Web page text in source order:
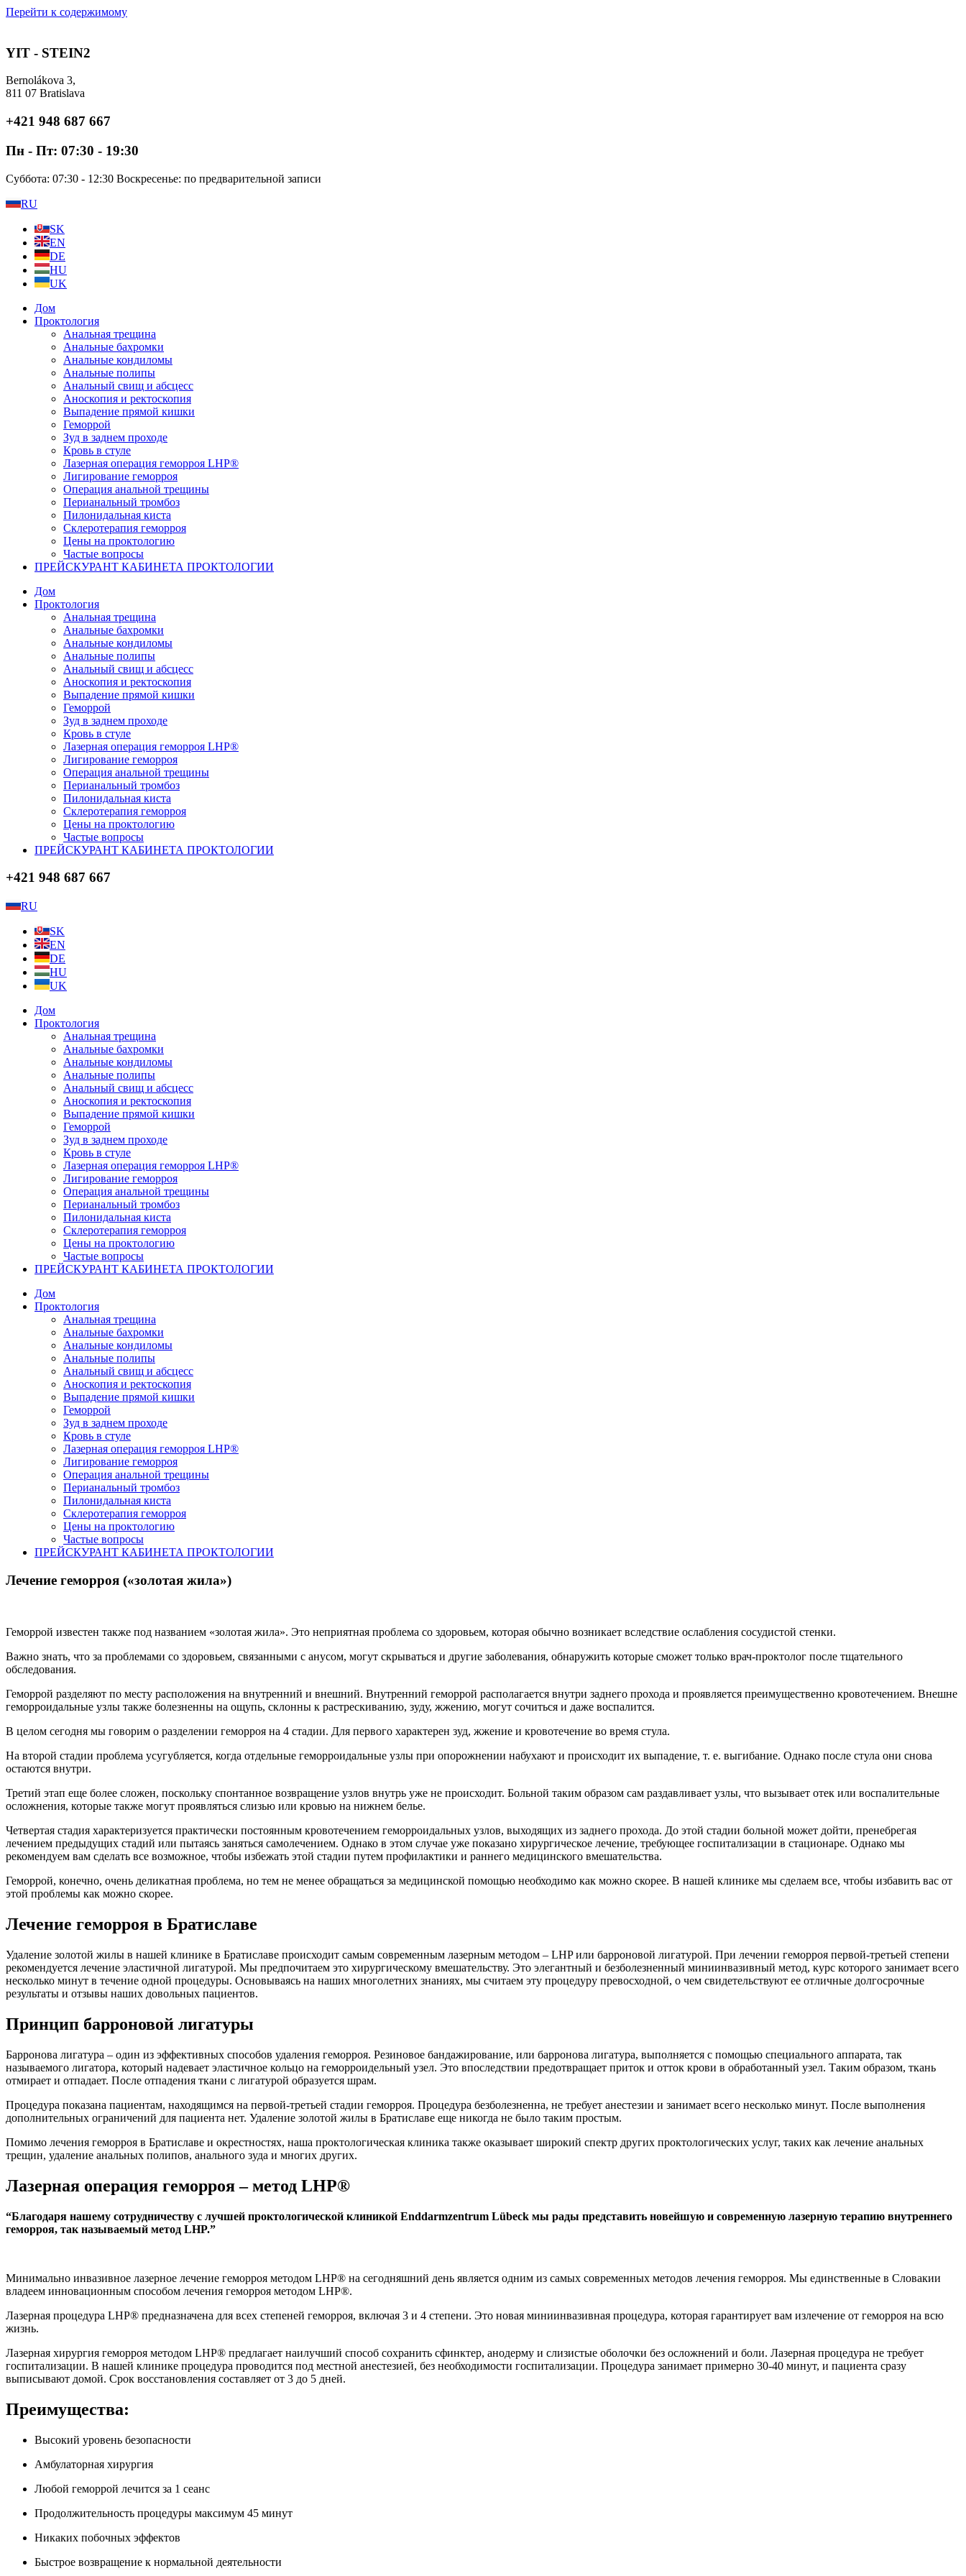
Перейти к содержимому
YIT - STEIN2
Bernolákova 3,
811 07 Bratislava
+421 948 687 667
Пн - Пт: 07:30 - 19:30
Суббота: 07:30 - 12:30 Воскресенье: по предварительной записи
RU
SK
EN
DE
HU
UK
Дом
Проктология
Анальная трещина
Анальные бахромки
Анальные кондиломы
Анальные полипы
Анальный свищ и абсцесс
Аноскопия и ректоскопия
Выпадение прямой кишки
Геморрой
Зуд в заднем проходе
Кровь в стуле
Лазерная операция геморроя LHP®
Лигирование геморроя
Операция анальной трещины
Перианальный тромбоз
Пилонидальная киста
Склеротерапия геморроя
Цены на проктологию
Частые вопросы
ПРЕЙСКУРАНТ КАБИНЕТА ПРОКТОЛОГИИ
Дом
Проктология
Анальная трещина
Анальные бахромки
Анальные кондиломы
Анальные полипы
Анальный свищ и абсцесс
Аноскопия и ректоскопия
Выпадение прямой кишки
Геморрой
Зуд в заднем проходе
Кровь в стуле
Лазерная операция геморроя LHP®
Лигирование геморроя
Операция анальной трещины
Перианальный тромбоз
Пилонидальная киста
Склеротерапия геморроя
Цены на проктологию
Частые вопросы
ПРЕЙСКУРАНТ КАБИНЕТА ПРОКТОЛОГИИ
+421 948 687 667
RU
SK
EN
DE
HU
UK
Дом
Проктология
Анальная трещина
Анальные бахромки
Анальные кондиломы
Анальные полипы
Анальный свищ и абсцесс
Аноскопия и ректоскопия
Выпадение прямой кишки
Геморрой
Зуд в заднем проходе
Кровь в стуле
Лазерная операция геморроя LHP®
Лигирование геморроя
Операция анальной трещины
Перианальный тромбоз
Пилонидальная киста
Склеротерапия геморроя
Цены на проктологию
Частые вопросы
ПРЕЙСКУРАНТ КАБИНЕТА ПРОКТОЛОГИИ
Дом
Проктология
Анальная трещина
Анальные бахромки
Анальные кондиломы
Анальные полипы
Анальный свищ и абсцесс
Аноскопия и ректоскопия
Выпадение прямой кишки
Геморрой
Зуд в заднем проходе
Кровь в стуле
Лазерная операция геморроя LHP®
Лигирование геморроя
Операция анальной трещины
Перианальный тромбоз
Пилонидальная киста
Склеротерапия геморроя
Цены на проктологию
Частые вопросы
ПРЕЙСКУРАНТ КАБИНЕТА ПРОКТОЛОГИИ
Лечение геморроя («золотая жила»)
Геморрой известен также под названием «золотая жила». Это неприятная проблема со здоровьем, которая обычно возникает вследствие ослабления сосудистой стенки.
Важно знать, что за проблемами со здоровьем, связанными с анусом, могут скрываться и другие заболевания, обнаружить которые сможет только врач-проктолог после тщательного
обследования.
Геморрой разделяют по месту расположения на внутренний и внешний. Внутренний геморрой располагается внутри заднего прохода и проявляется преимущественно кровотечением. Внешне
геморроидальные узлы также болезненны на ощупь, склонны к растрескиванию, зуду, жжению, могут сочиться и даже воспалится.
В целом сегодня мы говорим о разделении геморроя на 4 стадии. Для первого характерен зуд, жжение и кровотечение во время стула.
На второй стадии проблема усугубляется, когда отдельные геморроидальные узлы при опорожнении набухают и происходит их выпадение, т. е. выгибание. Однако после стула они снова
остаются внутри.
Третий этап еще более сложен, поскольку спонтанное возвращение узлов внутрь уже не происходит. Больной таким образом сам раздавливает узлы, что вызывает отек или воспалительные
осложнения, которые также могут проявляться слизью или кровью на нижнем белье.
Четвертая стадия характеризуется практически постоянным кровотечением геморроидальных узлов, выходящих из заднего прохода. До этой стадии больной может дойти, пренебрегая
лечением предыдущих стадий или пытаясь заняться самолечением. Однако в этом случае уже показано хирургическое лечение, требующее госпитализации в стационаре. Однако мы
рекомендуем вам сделать все возможное, чтобы избежать этой стадии путем профилактики и раннего медицинского вмешательства.
Геморрой, конечно, очень деликатная проблема, но тем не менее обращаться за медицинской помощью необходимо как можно скорее. В нашей клинике мы сделаем все, чтобы избавить вас от
этой проблемы как можно скорее.
Лечение геморроя в Братиславе
Удаление золотой жилы в нашей клинике в Братиславе происходит самым современным лазерным методом – LHP или барроновой лигатурой. При лечении геморроя первой-третьей степени
рекомендуется лечение эластичной лигатурой. Мы предпочитаем это хирургическому вмешательству. Это элегантный и безболезненный миниинвазивный метод, курс которого занимает всего
несколько минут в течение одной процедуры. Основываясь на наших многолетних знаниях, мы считаем эту процедуру превосходной, о чем свидетельствуют ее отличные долгосрочные
результаты и отзывы наших довольных пациентов.
Принцип барроновой лигатуры
Барронова лигатура – один из эффективных способов удаления геморроя. Резиновое бандажирование, или барронова лигатура, выполняется с помощью специального аппарата, так
называемого лигатора, который надевает эластичное кольцо на геморроидельный узел. Это впоследствии предотвращает приток и отток крови в обработанный узел. Таким образом, ткань
отмирает и отпадает. После отпадения ткани с лигатурой образуется шрам.
Процедура показана пациентам, находящимся на первой-третьей стадии геморроя. Процедура безболезненна, не требует анестезии и занимает всего несколько минут. После выполнения
дополнительных ограничений для пациента нет. Удаление золотой жилы в Братиславе еще никогда не было таким простым.
Помимо лечения геморроя в Братиславе и окрестностях, наша проктологическая клиника также оказывает широкий спектр других проктологических услуг, таких как лечение анальных
трещин, удаление анальных полипов, анального зуда и многих других.
Лазерная операция геморроя – метод LHP®
“Благодаря нашему сотрудничеству с лучшей проктологической клиникой Enddarmzentrum Lübeck мы рады представить новейшую и современную лазерную терапию внутреннего
геморроя, так называемый метод LHP.”
Минимально инвазивное лазерное лечение геморроя методом LHP® на сегодняшний день является одним из самых современных методов лечения геморроя. Мы единственные в Словакии
владеем инновационным способом лечения геморроя методом LHP®.
Лазерная процедура LHP® предназначена для всех степеней геморроя, включая 3 и 4 степени. Это новая миниинвазивная процедура, которая гарантирует вам излечение от геморроя на всю
жизнь.
Лазерная хирургия геморроя методом LHP® предлагает наилучший способ сохранить сфинктер, анодерму и слизистые оболочки без осложнений и боли. Лазерная процедура не требует
госпитализации. В нашей клинике процедура проводится под местной анестезией, без необходимости госпитализации. Процедура занимает примерно 30-40 минут, и пациента сразу
выписывают домой. Срок восстановления составляет от 3 до 5 дней.
Преимущества:
Высокий уровень безопасности
Амбулаторная хирургия
Любой геморрой лечится за 1 сеанс
Продолжительность процедуры максимум 45 минут
Никаких побочных эффектов
Быстрое возвращение к нормальной деятельности